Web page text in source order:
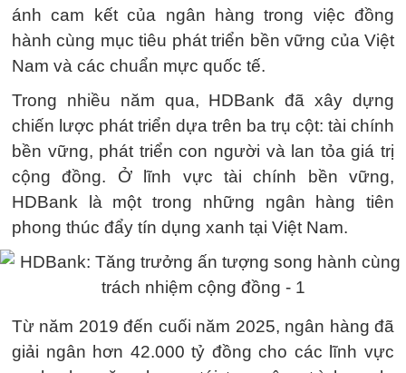
ánh cam kết của ngân hàng trong việc đồng
hành cùng mục tiêu phát triển bền vững của Việt
Nam và các chuẩn mực quốc tế.
Trong nhiều năm qua, HDBank đã xây dựng
chiến lược phát triển dựa trên ba trụ cột: tài chính
bền vững, phát triển con người và lan tỏa giá trị
cộng đồng. Ở lĩnh vực tài chính bền vững,
HDBank là một trong những ngân hàng tiên
phong thúc đẩy tín dụng xanh tại Việt Nam.
Từ năm 2019 đến cuối năm 2025, ngân hàng đã
giải ngân hơn 42.000 tỷ đồng cho các lĩnh vực